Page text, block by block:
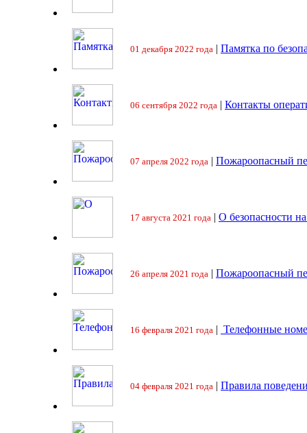
01 декабря 2022 года | Памятка по
06 сентября 2022 года | Контакты
07 апреля 2022 года | Пожароопасный
17 августа 2021 года | О безопасности
26 апреля 2021 года | Пожароопасный
16 февраля 2021 года | Телефонные
04 февраля 2021 года | Правила